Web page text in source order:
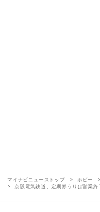
マイナビニューストップ ホビー
京阪電気鉄道、定期券うりば営業